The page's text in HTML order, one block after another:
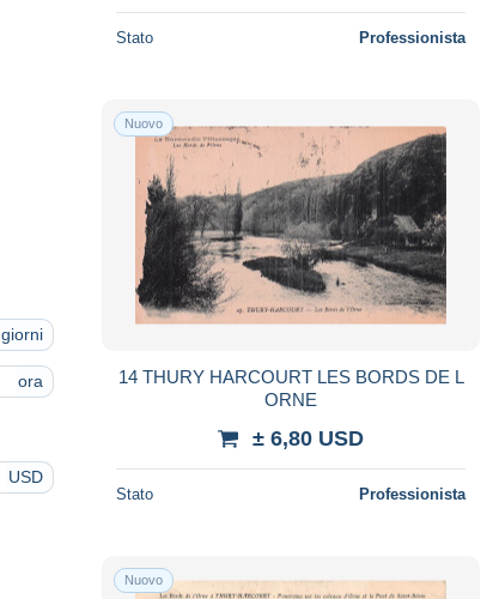
giorni
ora
USD
Stato Professionista
Nuovo
14 THURY HARCOURT LES BORDS DE L
ORNE
± 6,80 USD
Stato Professionista
Nuovo